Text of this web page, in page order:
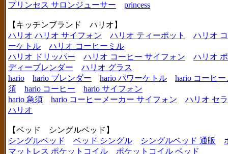
プリンセス サロンジューサー
princess
【キッチンブランド ハリオ】
ハリオ ハリオ サイフォン ハリオ ティーポット
ハリオ
ーケトル
ハリオ コーヒーミル
ハリオ ドリッパー
ハリオ コーヒー サイフォン
ハリオ
ディーブレンダー
ハリオ グラス
hario
hario ブレンダー hario パワーケトル
hario コーヒ
須
hario コーヒー
hario サイフォン
hario 急須
hario コーヒーメーカー サイフォン
ハリオ セ
ハリオ
【ベッド シングルベッド】
シングルベッド
ベッド シングル シングルベッド 通販
マットレス ポケットコイル
ポケットコイル ベッド